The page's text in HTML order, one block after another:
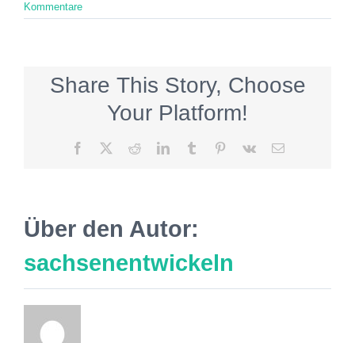
Kommentare
Share This Story, Choose
Your Platform!
Facebook RedditLinkedInTumblr Pinterest
Vk
E-
Über den Autor:
sachsenentwickeln